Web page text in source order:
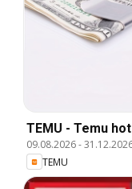
TEMU - Temu
09.08.2026-
TEMU